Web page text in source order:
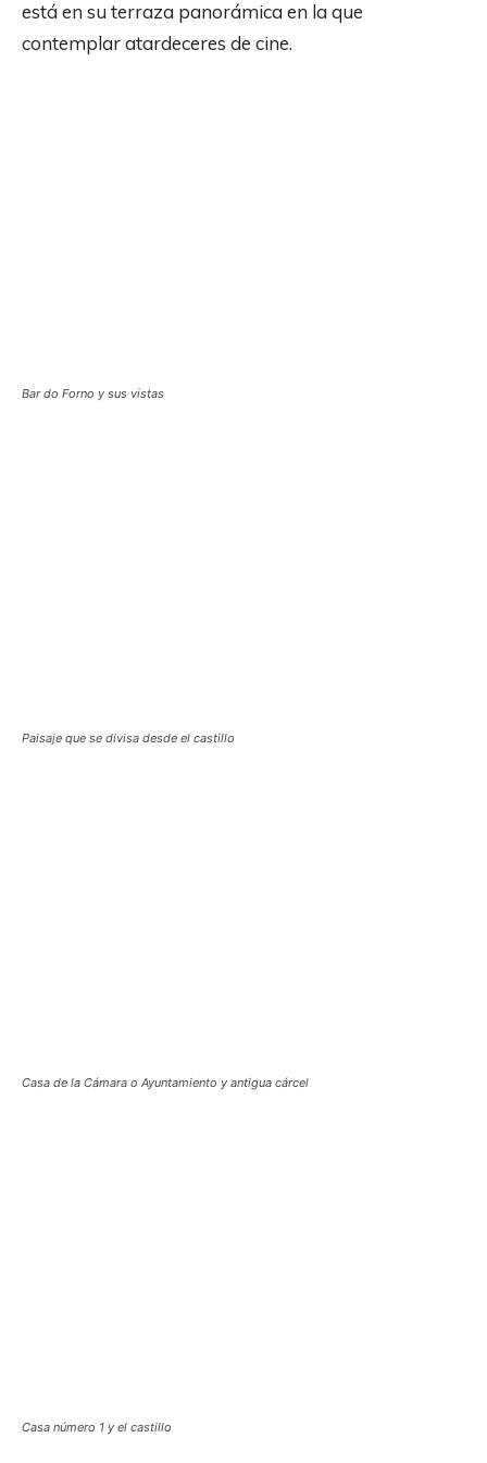
está en su terraza panorámica en la que
contemplar atardeceres de cine.
Bar do Forno y sus vistas
Paisaje que se divisa desde el castillo
Casa de la Cámara o Ayuntamiento y antigua cárcel
Casa número 1 y el castillo